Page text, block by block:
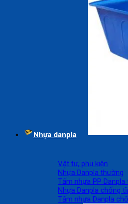
Nhựa danpla
Vật tư, phụ kiện
Nhựa Danpla thường
Tấm nhựa PP Danpla
Nhựa Danpla chống
Tấm nhựa Danpla